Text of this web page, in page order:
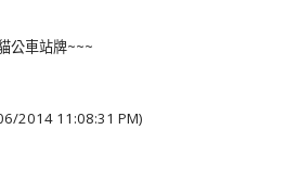
公車站牌~~~
2014 11:08:31 PM)